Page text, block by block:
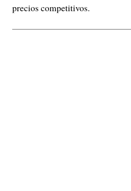
precios competitivos.